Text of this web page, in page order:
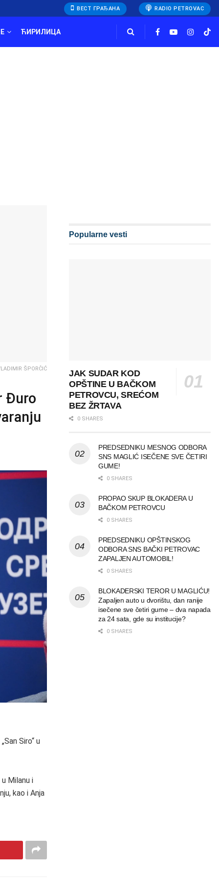
ВЕСТ ГРАЂАНА RADIO PETROVAC
ЋИРИЛИЦА
ŠPORČIĆ
Đuro
Siro“ u
Milanu i
kao i Anja
Popularne vesti
JAK SUDAR KOD
OPŠTINE U BAČKOM
PETROVCU, SREĆOM
BEZ ŽRTAVA
0 SHARES
PREDSEDNIKU MESNOG ODBORA
SNS MAGLIĆ ISEČENE SVE ČETIRI
GUME!
0 SHARES
PROPAO SKUP BLOKADERA U
BAČKOM PETROVCU
0 SHARES
PREDSEDNIKU OPŠTINSKOG
ODBORA SNS BAČKI PETROVAC
ZAPALJEN AUTOMOBIL!
0 SHARES
BLOKADERSKI TEROR U MAGLIĆU!
Zapaljen auto u dvorištu, dan ranije
isečene sve četiri gume – dva napada
za 24 sata, gde su institucije?
0 SHARES